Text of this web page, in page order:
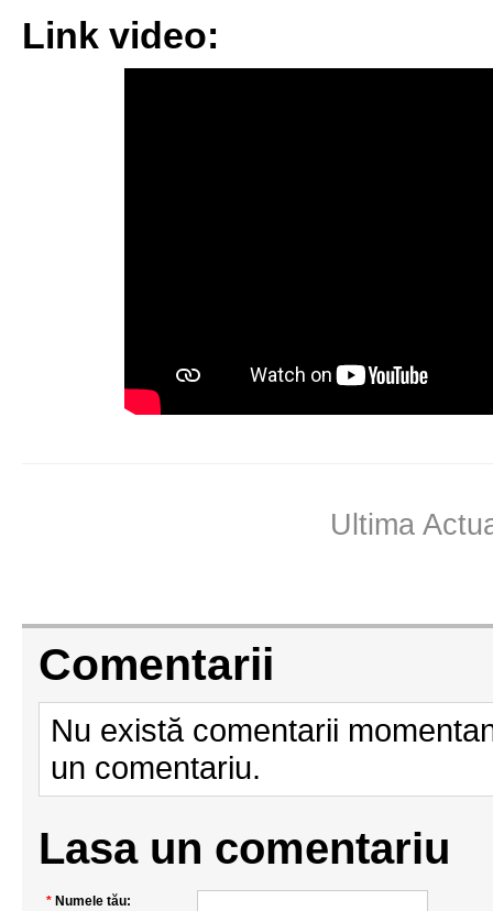
Link video:
Ultima
Comentarii
Nu există comentarii
un comentariu.
Lasa un comentariu
* Numele tău: